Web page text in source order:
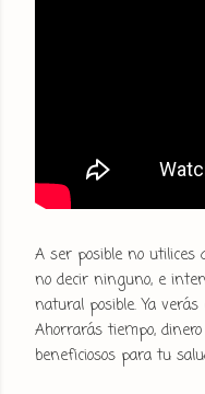
A ser posible no utilices
no decir ninguno, e
natural posible. Ya
Ahorrarás tiempo,
beneficiosos para tu